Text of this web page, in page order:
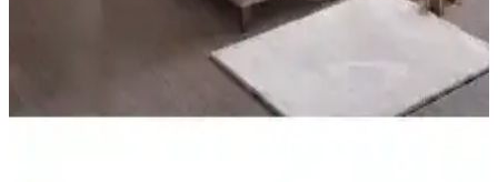
Yüksek kaliteli malzemeleri ve teknolojik özellikleriyle öne çıkan
Midilife Bamboo Hygiene ve Comfort yatak, ergonomik tasarımıyla
sağlıklı ve rahat bir uyku deneyimi sunar.
Yatakcım Luvita Tavşan Tüyü Ultra Full Ortopedik
Pedli Yatak 140x190 Konfor ve Dayanıklılık